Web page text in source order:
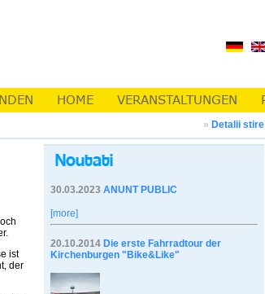
» Detalii stire
ist
der
30.03.2023 ANUNT PUBLIC
[more]
20.10.2014 Die erste Fahrradtour der
Kirchenburgen "Bike&Like"